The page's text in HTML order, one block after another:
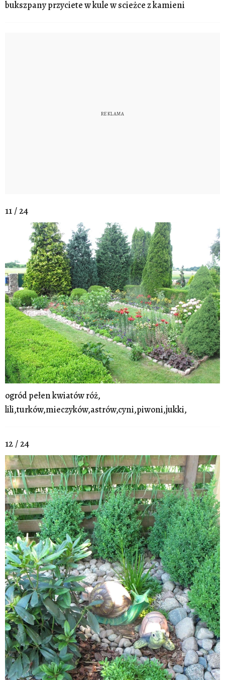
bukszpany przyciete w kule w scieżce z kamieni
11 / 24
ogród pełen kwiatów róż,
lili,turków,mieczyków,astrów,cyni,piwoni,jukki,
12 / 24